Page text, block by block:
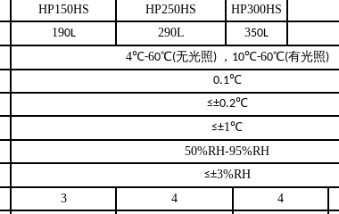
HP150HS HP250HS HP300HS
190L 290L 350L
4℃-60℃(无光照) ， 10℃-60℃(有光照)
0.1℃
≤±0.2℃
≤±1℃
50%RH-95%RH
≤±3%RH
3 4 4